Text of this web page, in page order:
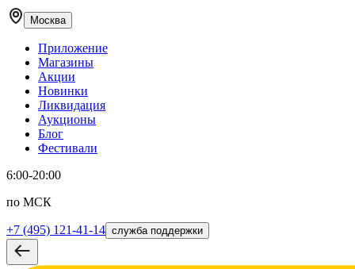
Москва
Приложение
Магазины
Акции
Новинки
Ликвидация
Аукционы
Блог
Фестивали
6:00-20:00
по МСК
+7 (495) 121-41-14 служба поддержки